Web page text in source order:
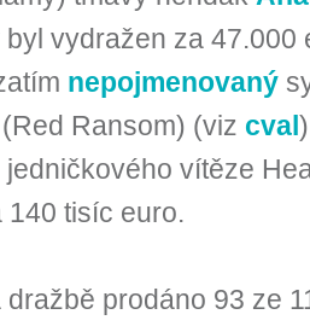
byl vydražen za 47.000
nepojmenovaný
Ransom) (viz cval
vítěze
tisíc euro.
dražbě prodáno 93 ze